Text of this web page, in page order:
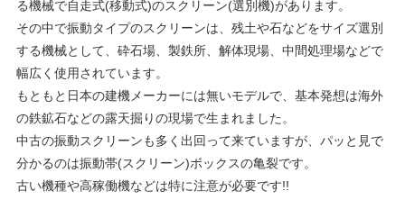
る機械で自走式(移動式)のスクリーン(選別機)があります。
その中で振動タイプのスクリーンは、残土や石などをサイズ選別
する機械として、砕石場、製鉄所、解体現場、中間処理場などで
幅広く使用されています。
もともと日本の建機メーカーには無いモデルで、基本発想は海外
の鉄鉱石などの露天掘りの現場で生まれました。
中古の振動スクリーンも多く出回って来ていますが、パッと見で
分かるのは振動帯(スクリーン)ボックスの亀裂です。
古い機種や高稼働機などは特に注意が必要です!!